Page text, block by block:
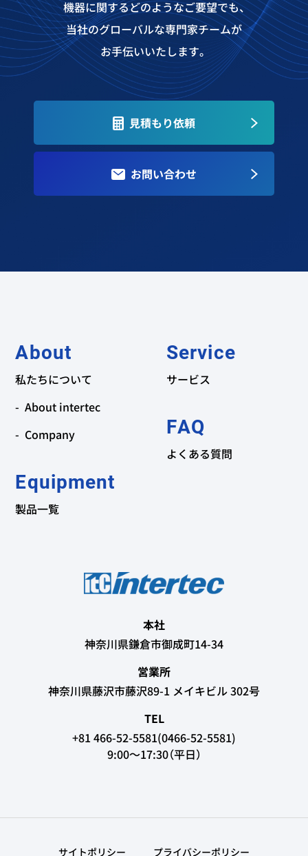
機器に関するどのようなご要望でも、
当社のグローバルな専門家チームが
お手伝いいたします。
見積もり依頼
お問い合わせ
About
私たちについて
About intertec
Company
Equipment
製品一覧
Service
サービス
FAQ
よくある質問
本社
神奈川県鎌倉市御成町14-34
営業所
神奈川県藤沢市藤沢89-1 メイキビル 302号
TEL
+81 466-52-5581(0466-52-5581)
9:00～17:30（平日）
サイトポリシー プライバシーポリシー